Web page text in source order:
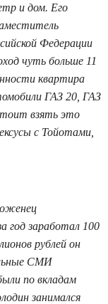
и дом. Его
Федерации
чуть больше 11
квартира
ГАЗ 20, ГАЗ
взять это
с Тойотами,
год заработал 100
рублей он
СМИ
по вкладам
занимался